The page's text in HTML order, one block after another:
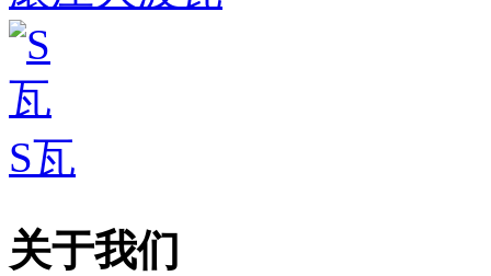
S瓦
关于我们